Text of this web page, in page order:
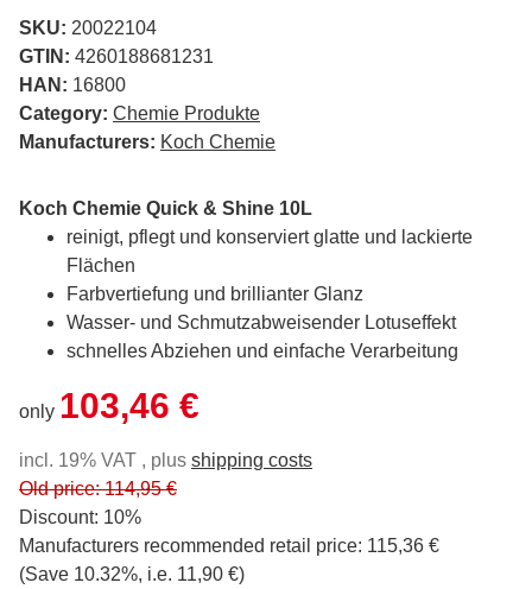
SKU: 20022104
GTIN: 4260188681231
HAN: 16800
Category: Chemie Produkte
Manufacturers: Koch Chemie
Koch Chemie Quick & Shine 10L
reinigt, pflegt und konserviert glatte und lackierte
Flächen
Farbvertiefung und brillianter Glanz
Wasser- und Schmutzabweisender Lotuseffekt
schnelles Abziehen und einfache Verarbeitung
only 103,46 €
incl. 19% VAT , plus shipping costs
Old price: 114,95 €
Discount: 10%
Manufacturers recommended retail price: 115,36 €
(Save 10.32%, i.e. 11,90 €)